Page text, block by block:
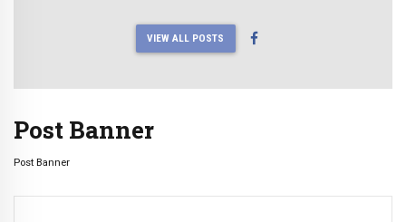
VIEW ALL POSTS
Post Banner
Post Banner